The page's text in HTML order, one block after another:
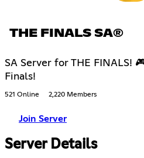
THE FINALS SA®
SA Server for THE FINALS!
Finals!
521 Online 2,220 Members
Join Server
Server Details